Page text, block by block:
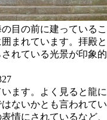
目の前に建っているこ
まれています。拝殿と
れている光景が印象的
ます。よく見ると龍に
ないかとも言われてい
情にされているなど、